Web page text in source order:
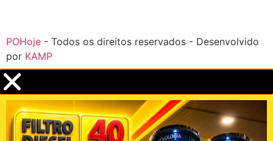
POHoje - Todos os direitos reservados - Desenvolvido
por KAMP